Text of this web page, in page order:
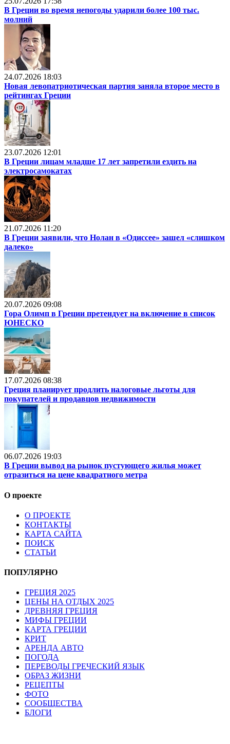
В Греции во время непогоды ударили более 100 тыс.
молний
24.07.2026 18:03
Новая левопатриотическая партия заняла второе место в
рейтингах Греции
23.07.2026 12:01
В Греции лицам младше 17 лет запретили ездить на
электросамокатах
21.07.2026 11:20
В Греции заявили, что Нолан в «Одиссее» зашел «слишком
далеко»
20.07.2026 09:08
Гора Олимп в Греции претендует на включение в список
ЮНЕСКО
17.07.2026 08:38
Греция планирует продлить налоговые льготы для
покупателей и продавцов недвижимости
06.07.2026 19:03
В Греции вывод на рынок пустующего жилья может
отразиться на цене квадратного метра
О проекте
О ПРОЕКТЕ
КОНТАКТЫ
КАРТА САЙТА
ПОИСК
СТАТЬИ
ПОПУЛЯРНО
ГРЕЦИЯ 2025
ЦЕНЫ НА ОТДЫХ 2025
ДРЕВНЯЯ ГРЕЦИЯ
МИФЫ ГРЕЦИИ
КАРТА ГРЕЦИИ
КРИТ
АРЕНДА АВТО
ПОГОДА
ПЕРЕВОДЫ ГРЕЧЕСКИЙ ЯЗЫК
ОБРАЗ ЖИЗНИ
РЕЦЕПТЫ
ФОТО
СООБЩЕСТВА
БЛОГИ